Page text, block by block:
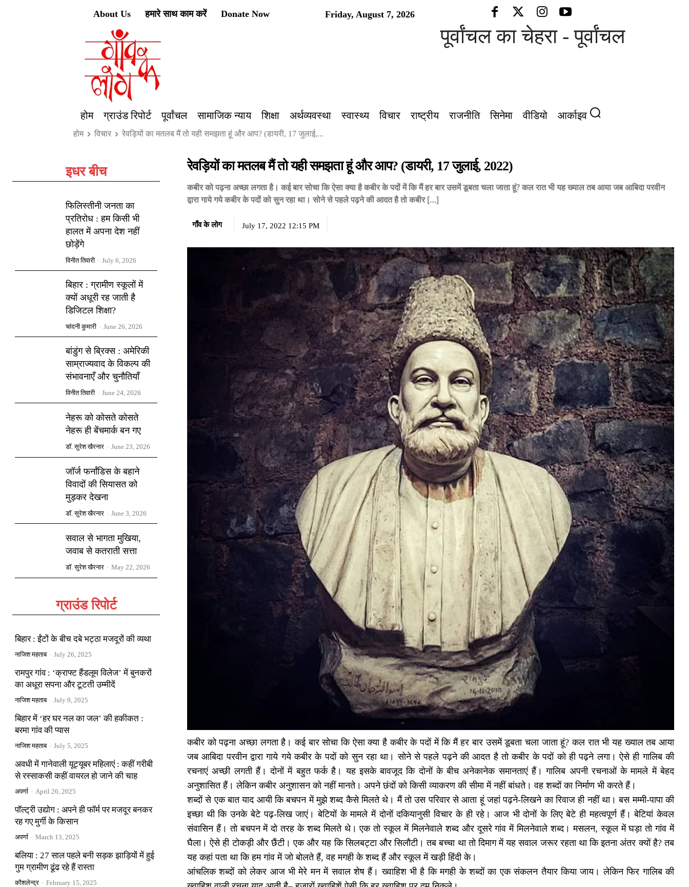
Friday, August 7, 2026
About Us हमारे साथ काम करें Donate Now
पूर्वांचल का चेहरा - पूर्वांचल की आवाज़
होम ग्राउंड रिपोर्ट पूर्वांचल सामाजिक न्याय शिक्षा अर्थव्यवस्था स्वास्थ्य विचार राष्ट्रीय राजनीति सिनेमा वीडियो आर्काइव
होम विचार रेवड़ियों का मतलब मैं तो यही समझता हूं और आप? (डायरी, 17 जुलाई,...
इधर बीच
फिलिस्तीनी जनता का
प्रतिरोध : हम किसी भी
हालत में अपना देश नहीं
छोड़ेंगे
विनीत तिवारी - July 6, 2026
बिहार : ग्रामीण स्कूलों में
क्यों अधूरी रह जाती है
डिजिटल शिक्षा?
चांदनी कुमारी - June 26, 2026
बांडुंग से ब्रिक्स : अमेरिकी
साम्राज्यवाद के विकल्प की
संभावनाएँ और चुनौतियाँ
विनीत तिवारी - June 24, 2026
नेहरू को कोसते कोसते
नेहरू ही बेंचमार्क बन गए
डॉ. सुरेश खैरनार - June 23, 2026
जॉर्ज फर्नांडिस के बहाने
विवादों की सियासत को
मुड़कर देखना
डॉ. सुरेश खैरनार - June 3, 2026
सवाल से भागता मुखिया,
जवाब से कतराती सत्ता
डॉ. सुरेश खैरनार - May 22, 2026
ग्राउंड रिपोर्ट
बिहार : ईंटों के बीच दबे भट्ठा मजदूरों की व्यथा
नाजिश महताब - July 26, 2025
रामपुर गांव : ‘क्राफ्ट हैंडलूम विलेज’ में बुनकरों
का अधूरा सपना और टूटती उम्मीदें
नाजिश महताब - July 9, 2025
बिहार में ‘हर घर नल का जल’ की हकीकत :
बरमा गांव की प्यास
नाजिश महताब - July 5, 2025
अवधी में गानेवाली यूट्यूबर महिलाएं : कहीं गरीबी
से रस्साकसी कहीं वायरल हो जाने की चाह
अपर्णा - April 26, 2025
पॉल्ट्री उद्योग : अपने ही फॉर्म पर मजदूर बनकर
रह गए मुर्गी के किसान
अपर्णा - March 13, 2025
बलिया : 27 साल पहले बनी सड़क झाड़ियों में हुई
गुम ग्रामीण ढूंढ रहे हैं रास्ता
कौशलेन्द्र - February 15, 2025
रेवड़ियों का मतलब मैं तो यही समझता हूं और आप? (डायरी, 17 जुलाई, 2022)
कबीर को पढ़ना अच्छा लगता है। कई बार सोचा कि ऐसा क्या है कबीर के पदों में कि मैं हर बार उसमें डूबता चला जाता हूं? कल रात भी यह ख्याल तब आया जब आबिदा परवीन
द्वारा गाये गये कबीर के पदों को सुन रहा था। सोने से पहले पढ़ने की आदत है तो कबीर […]
गाँव के लोग July 17, 2022 12:15 PM
कबीर को पढ़ना अच्छा लगता है। कई बार सोचा कि ऐसा क्या है कबीर के पदों में कि मैं हर बार उसमें डूबता चला जाता हूं? कल रात भी यह ख्याल तब आया
जब आबिदा परवीन द्वारा गाये गये कबीर के पदों को सुन रहा था। सोने से पहले पढ़ने की आदत है तो कबीर के पदों को ही पढ़ने लगा। ऐसे ही गालिब की
रचनाएं अच्छी लगती हैं। दोनों में बहुत फर्क है। यह इसके बावजूद कि दोनों के बीच अनेकानेक समानताएं हैं। गालिब अपनी रचनाओं के मामले में बेहद
अनुशासित हैं। लेकिन कबीर अनुशासन को नहीं मानते। अपने छंदों को किसी व्याकरण की सीमा में नहीं बांधते। वह शब्दों का निर्माण भी करते हैं।
शब्दों से एक बात याद आयी कि बचपन में मुझे शब्द कैसे मिलते थे। मैं तो उस परिवार से आता हूं जहां पढ़ने-लिखने का रिवाज ही नहीं था। बस मम्मी-पापा की
इच्छा थी कि उनके बेटे पढ़-लिख जाएं। बेटियों के मामले में दोनों दकियानुसी विचार के ही रहे। आज भी दोनों के लिए बेटे ही महत्वपूर्ण हैं। बेटियां केवल
संवासिन हैं। तो बचपन में दो तरह के शब्द मिलते थे। एक तो स्कूल में मिलनेवाले शब्द और दूसरे गांव में मिलनेवाले शब्द। मसलन, स्कूल में घड़ा तो गांव में
घैला। ऐसे ही टोकड़ी और छैंटी। एक और यह कि सिलबट्टा और सिलौटी। तब बच्चा था तो दिमाग में यह सवाल जरूर रहता था कि इतना अंतर क्यों है? तब
यह कहां पता था कि हम गांव में जो बोलते हैं, वह मगही के शब्द हैं और स्कूल में खड़ी हिंदी के।
आंचलिक शब्दों को लेकर आज भी मेरे मन में सवाल शेष हैं। ख्वाहिश भी है कि मगही के शब्दों का एक संकलन तैयार किया जाय। लेकिन फिर गालिब की